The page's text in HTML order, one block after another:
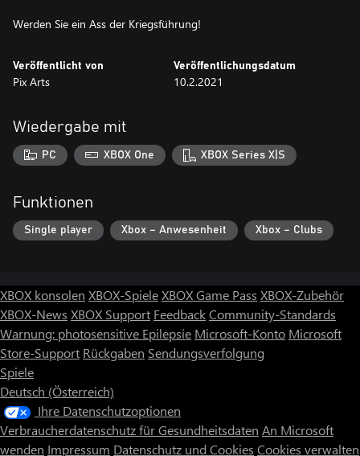
Veröffentlicht von
Pix Arts
Veröffentlichungsdatum
10.2.2021
Wiedergabe mit
PC XBOX One XBOX Series X|S
Funktionen
Single player Xbox – Anwesenheit Xbox – Clubs
XBOX konsolen XBOX-SpieleXBOX Game Pass XBOX-Zubehör
XBOX-News XBOX Support FeedbackCommunity-Standards
Warnung: photosensitive Epilepsie Microsoft-Konto Microsoft
Store-Support Rückgaben Sendungsverfolgung
Spiele
Deutsch (Österreich)
Ihre Datenschutzoptionen
Verbraucherdatenschutz für Gesundheitsdaten An Microsoft
wenden Impressum Datenschutz und Cookies Cookies verwalten